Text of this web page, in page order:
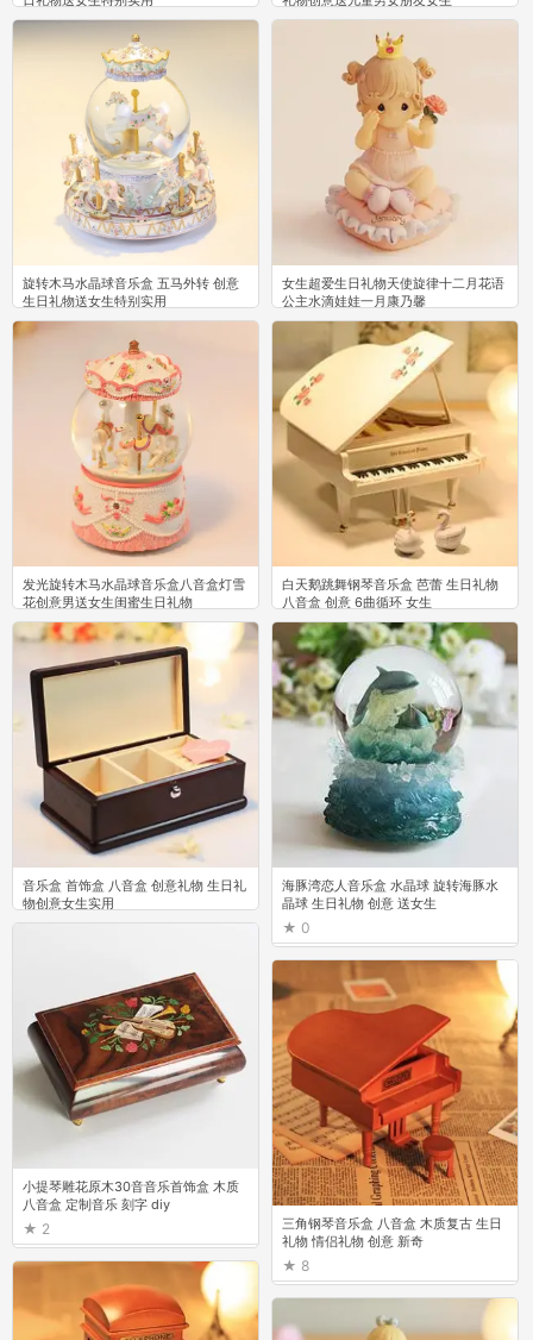
旋转木马水晶球音乐盒 五马外转 创意
生日礼物送女生特别实用
6
女生超爱生日礼物天使旋律十二月花语
公主水滴娃娃一月康乃馨
0
4
3
音乐盒 首饰盒 八音盒 创意礼物 生日礼
物创意女生实用
0
三角钢琴音乐盒 八音盒 木质复古 生日
礼物 情侣礼物 创意 新奇
8
海豚湾恋人音乐盒 水晶球 旋转海豚水
晶球 生日礼物 创意 送女生
0
小提琴雕花原木30音音乐首饰盒 木质
八音盒 定制音乐 刻字 diy
2
白天鹅跳舞钢琴音乐盒 芭蕾 生日礼物
八音盒 创意 6曲循环 女生
5
发光旋转木马水晶球音乐盒八音盒灯雪
花创意男送女生闺蜜生日礼物
0